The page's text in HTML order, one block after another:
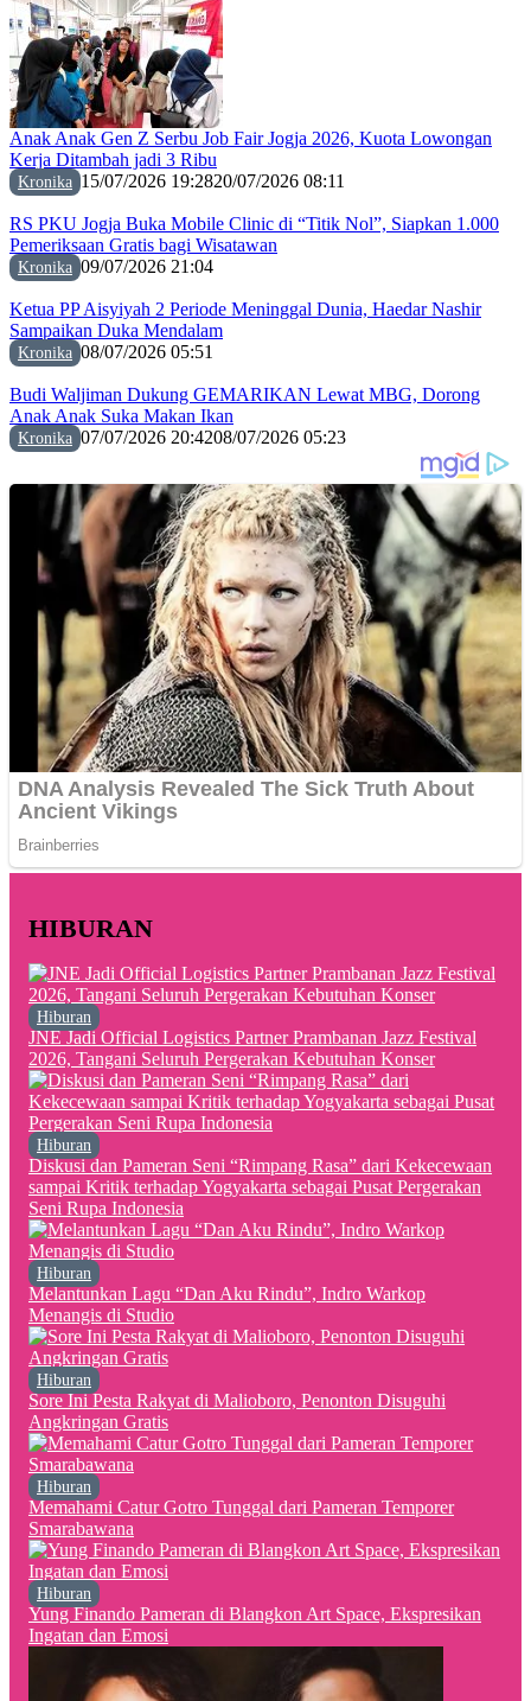
Anak Anak Gen Z Serbu Job Fair Jogja 2026, Kuota Lowongan
Kerja Ditambah jadi 3 Ribu
Kronika 15/07/2026 19:2820/07/2026 08:11
RS PKU Jogja Buka Mobile Clinic di “Titik Nol”, Siapkan 1.000
Pemeriksaan Gratis bagi Wisatawan
Kronika 09/07/2026 21:04
Ketua PP Aisyiyah 2 Periode Meninggal Dunia, Haedar Nashir
Sampaikan Duka Mendalam
Kronika 08/07/2026 05:51
Budi Waljiman Dukung GEMARIKAN Lewat MBG, Dorong
Anak Anak Suka Makan Ikan
Kronika 07/07/2026 20:4208/07/2026 05:23
HIBURAN
Hiburan
JNE Jadi Official Logistics Partner Prambanan Jazz Festival
2026, Tangani Seluruh Pergerakan Kebutuhan Konser
Hiburan
Diskusi dan Pameran Seni “Rimpang Rasa” dari Kekecewaan
sampai Kritik terhadap Yogyakarta sebagai Pusat Pergerakan
Seni Rupa Indonesia
Hiburan
Melantunkan Lagu “Dan Aku Rindu”, Indro Warkop
Menangis di Studio
Hiburan
Sore Ini Pesta Rakyat di Malioboro, Penonton Disuguhi
Angkringan Gratis
Hiburan
Memahami Catur Gotro Tunggal dari Pameran Temporer
Smarabawana
Hiburan
Yung Finando Pameran di Blangkon Art Space, Ekspresikan
Ingatan dan Emosi